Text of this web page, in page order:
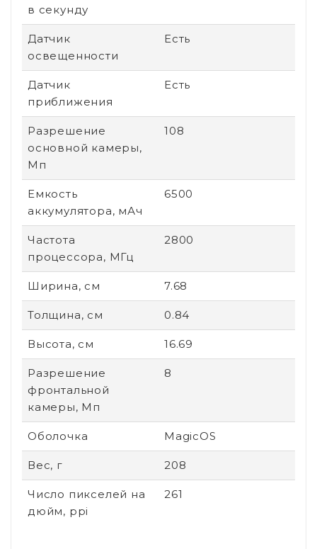
в секунду
Датчик
освещенности
Есть
Датчик
приближения
Есть
Разрешение
основной камеры,
Мп
108
Емкость
аккумулятора, мАч
6500
Частота
процессора, МГц
2800
Ширина, см 7.68
Толщина, см 0.84
Высота, см 16.69
Разрешение
фронтальной
камеры, Мп
8
Оболочка MagicOS
Вес, г 208
Число пикселей на
дюйм, ppi
261